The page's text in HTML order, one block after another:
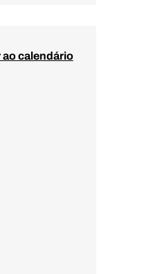
calendário